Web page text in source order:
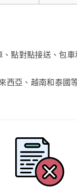
點對點接送、包
西亞、越南和泰國